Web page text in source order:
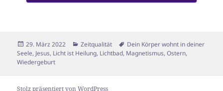
Veröffentlicht
am
29. März 2022 Kategorien
Zeitqualität Schlagwörter
Dein Körper wohnt in deiner
Seele, Jesus, Licht ist Heilung, Lichtbad, Magnetismus,Ostern,
Wiedergeburt
Stolz präsentiert von WordPress